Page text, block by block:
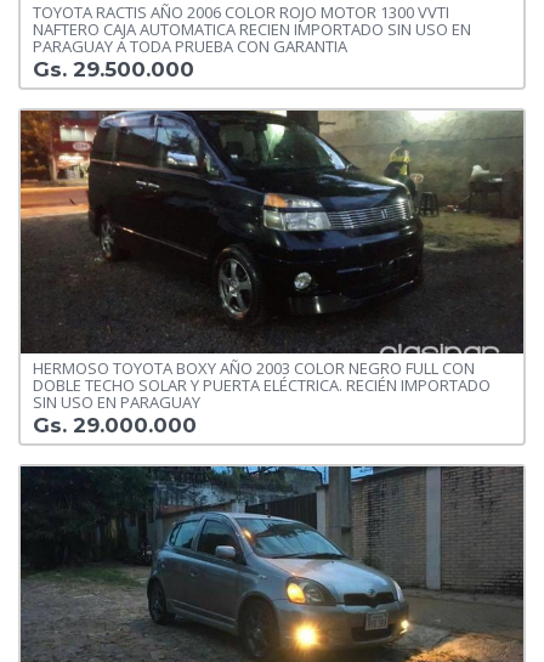
TOYOTA RACTIS AÑO 2006 COLOR ROJO MOTOR 1300 VVTI
NAFTERO CAJA AUTOMATICA RECIEN IMPORTADO SIN USO EN
PARAGUAY A TODA PRUEBA CON GARANTIA
Gs. 29.500.000
HERMOSO TOYOTA BOXY AÑO 2003 COLOR NEGRO FULL CON
DOBLE TECHO SOLAR Y PUERTA ELÉCTRICA. RECIÉN IMPORTADO
SIN USO EN PARAGUAY
Gs. 29.000.000